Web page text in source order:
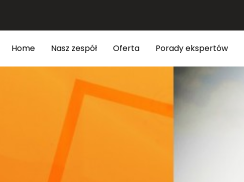
Home Nasz zespół Oferta Porady ekspertów